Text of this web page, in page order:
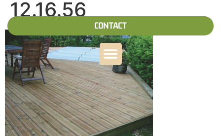
CONTACT
12.16.56